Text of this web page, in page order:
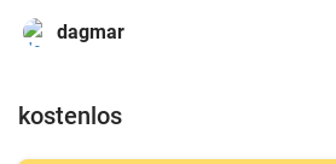
dagmar
kostenlos